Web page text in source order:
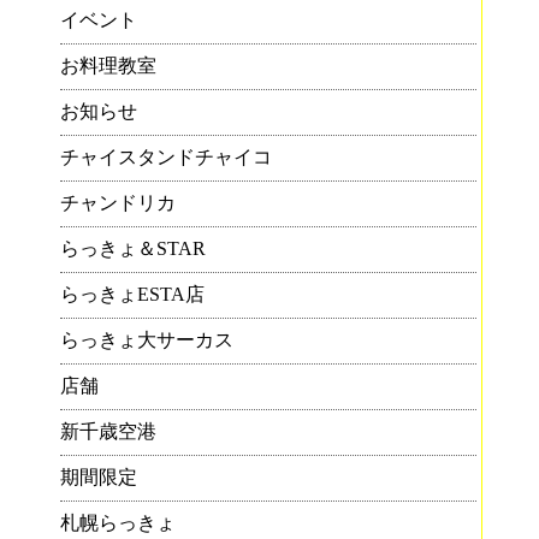
イベント
お料理教室
お知らせ
チャイスタンドチャイコ
チャンドリカ
らっきょ＆STAR
らっきょESTA店
らっきょ大サーカス
店舗
新千歳空港
期間限定
札幌らっきょ